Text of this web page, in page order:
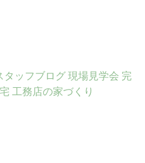
タッフブログ現場見学会 完
工務店の家づくり